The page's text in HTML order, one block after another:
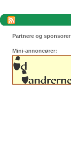
Partnere og
Mini-annoncører: